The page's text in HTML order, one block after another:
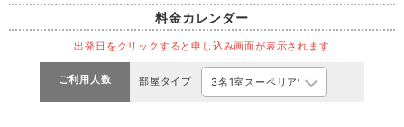
料金カレンダー
出発日をクリックすると申し込み画面が表示されます
ご利用人数 部屋タイプ